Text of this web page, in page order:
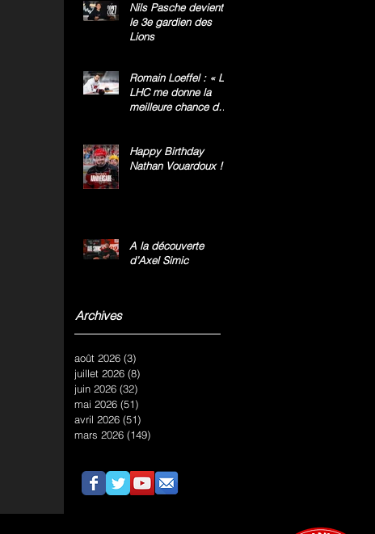
Nils Pasche devient
le 3e gardien des
Lions
Romain Loeffel : « Le
LHC me donne la
meilleure chance de
Happy Birthday
Nathan Vouardoux !
A la découverte
d’Axel Simic
Archives
août 2026 (3)
juillet 2026 (8)
juin 2026 (32)
mai 2026 (51)
avril 2026 (51)
mars 2026 (149)